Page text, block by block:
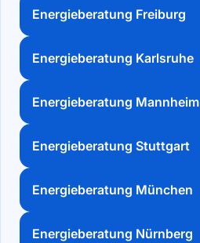
Energieberatung Freiburg
Energieberatung Karlsruhe
Energieberatung Mannheim
Energieberatung Stuttgart
Energieberatung München
Energieberatung Nürnberg